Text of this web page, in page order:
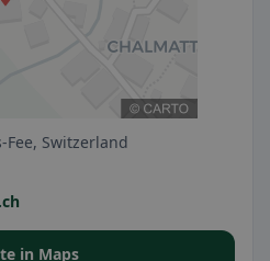
Fee, Switzerland
in Maps